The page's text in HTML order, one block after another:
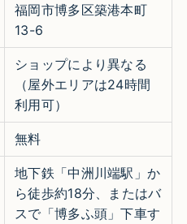
福岡市博多区築港本町
13-6
ショップにより異なる
（屋外エリアは24時間
利用可）
無料
地下鉄「中洲川端駅」か
ら徒歩約18分、またはバ
スで「博多ふ頭」下車す